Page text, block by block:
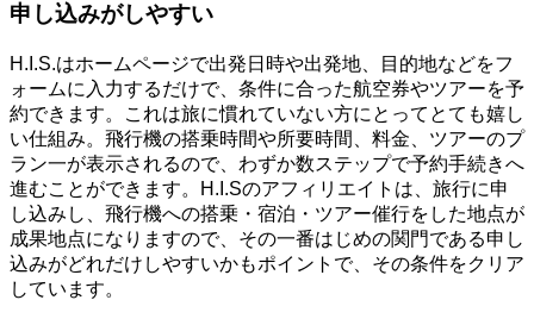
申し込みがしやすい
H.I.S.はホームページで出発日時や出発地、目的地などをフ
ォームに入力するだけで、条件に合った航空券やツアーを予
約できます。これは旅に慣れていない方にとってとても嬉し
い仕組み。飛行機の搭乗時間や所要時間、料金、ツアーのプ
ラン一が表示されるので、わずか数ステップで予約手続きへ
進むことができます。H.I.Sのアフィリエイトは、旅行に申
し込みし、飛行機への搭乗・宿泊・ツアー催行をした地点が
成果地点になりますので、その一番はじめの関門である申し
込みがどれだけしやすいかもポイントで、その条件をクリア
しています。